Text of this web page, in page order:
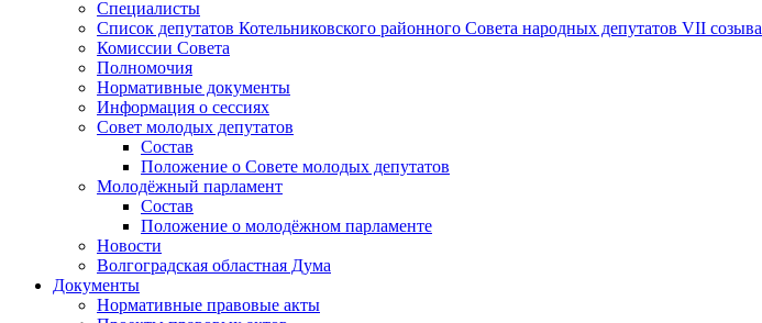
Специалисты
Список депутатов Котельниковского районного Совета народных депутатов VII созыва
Комиссии Совета
Полномочия
Нормативные документы
Информация о сессиях
Совет молодых депутатов
Состав
Положение о Совете молодых депутатов
Молодёжный парламент
Состав
Положение о молодёжном парламенте
Новости
Волгоградская областная Дума
Документы
Нормативные правовые акты